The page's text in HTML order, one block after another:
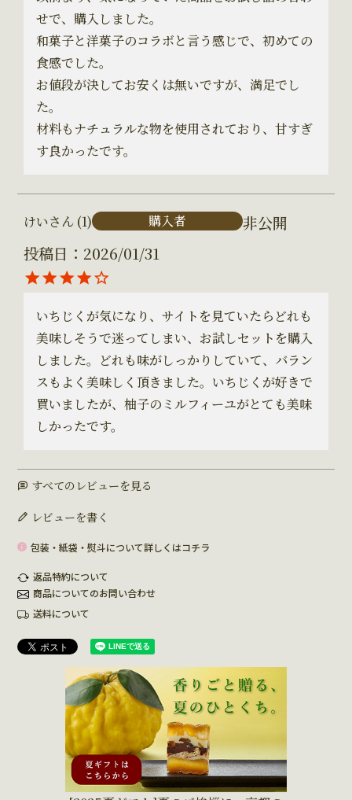
せで、購入しました。
和菓子と洋菓子のコラボと言う感じで、初めての
食感でした。
お値段が決してお安くは無いですが、満足でし
た。
材料もナチュラルな物を使用されており、甘すぎ
す良かったです。
けい 1 購入者
非公開
投稿日
2026/01/31
いちじくが気になり、サイトを見ていたらどれも
美味しそうで迷ってしまい、お試しセットを購入
しました。どれも味がしっかりしていて、バラン
スもよく美味しく頂きました。いちじくが好きで
買いましたが、柚子のミルフィーユがとても美味
しかったです。
すべてのレビューを見る
レビューを書く
包装・紙袋・熨斗について詳しくはコチラ
返品特約について
商品についてのお問い合わせ
送料について